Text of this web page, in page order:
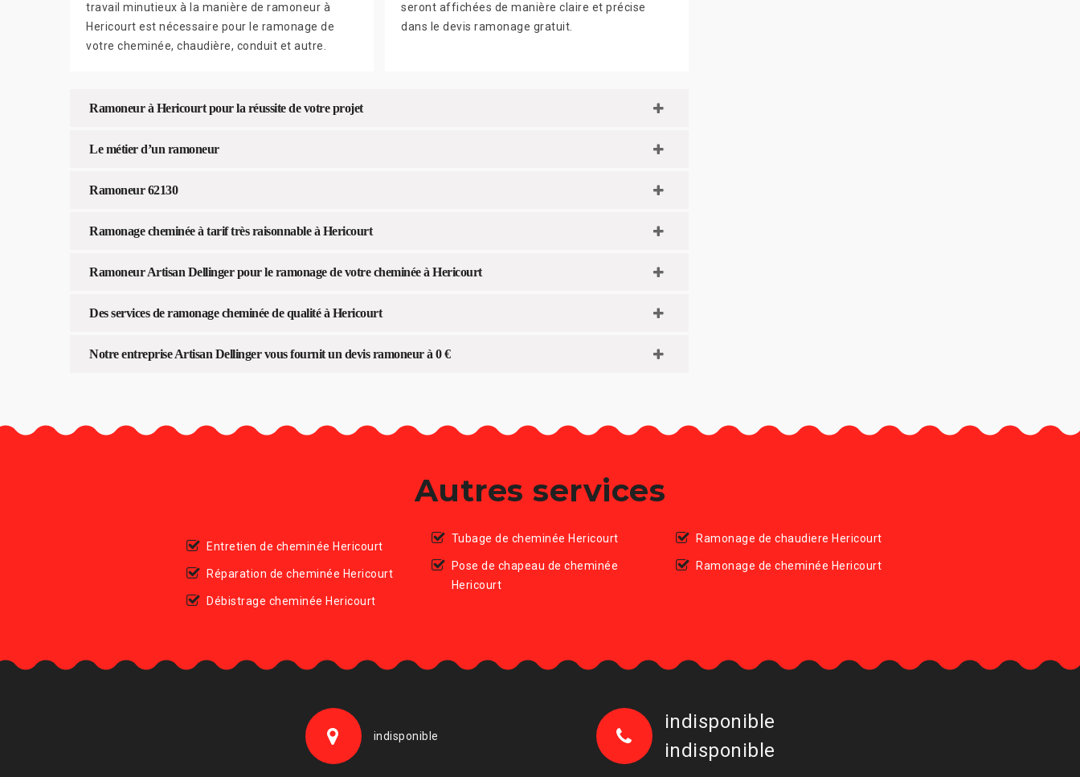
travail minutieux à la manière de ramoneur à
Hericourt est nécessaire pour le ramonage de
votre cheminée, chaudière, conduit et autre.
seront affichées de manière claire et précise
dans le devis ramonage gratuit.
Ramoneur à Hericourt pour la réussite de votre projet
Le métier d’un ramoneur
Ramoneur 62130
Ramonage cheminée à tarif très raisonnable à Hericourt
Ramoneur Artisan Dellinger pour le ramonage de votre cheminée à Hericourt
Des services de ramonage cheminée de qualité à Hericourt
Notre entreprise Artisan Dellinger vous fournit un devis ramoneur à 0 €
Autres services
Entretien de cheminée Hericourt
Réparation de cheminée Hericourt
Débistrage cheminée Hericourt
Tubage de cheminée Hericourt
Pose de chapeau de cheminée
Hericourt
Ramonage de chaudiere Hericourt
Ramonage de cheminée Hericourt
indisponible
indisponible
indisponible